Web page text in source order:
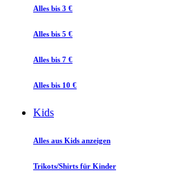
Alles bis 3 €
Alles bis 5 €
Alles bis 7 €
Alles bis 10 €
Kids
Alles aus Kids anzeigen
Trikots/Shirts für Kinder